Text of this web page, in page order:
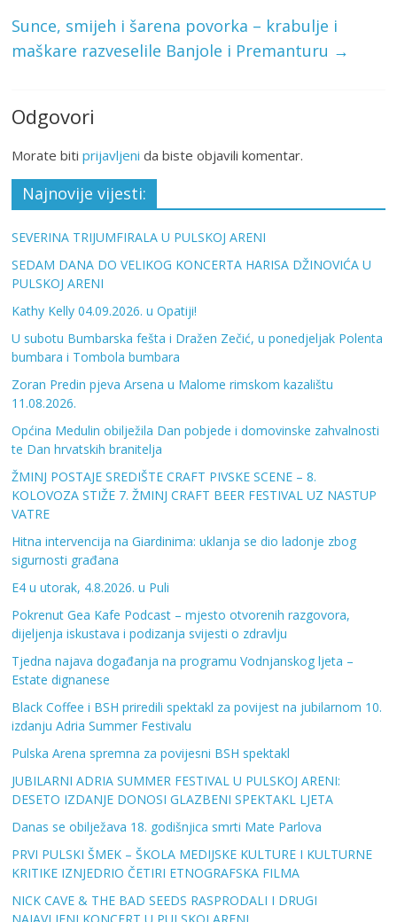
Sunce, smijeh i šarena povorka – krabulje i
maškare razveselile Banjole i Premanturu →
Odgovori
Morate bitiprijavljeni da biste objavili komentar.
Najnovije vijesti:
SEVERINA TRIJUMFIRALA U PULSKOJ ARENI
SEDAM DANA DO VELIKOG KONCERTA HARISA DŽINOVIĆA U
PULSKOJ ARENI
Kathy Kelly 04.09.2026. u Opatiji!
U subotu Bumbarska fešta i Dražen Zečić, u ponedjeljak Polenta
bumbara i Tombola bumbara
Zoran Predin pjeva Arsena u Malome rimskom kazalištu
11.08.2026.
Općina Medulin obilježila Dan pobjede i domovinske zahvalnosti
te Dan hrvatskih branitelja
ŽMINJ POSTAJE SREDIŠTE CRAFT PIVSKE SCENE – 8.
KOLOVOZA STIŽE 7. ŽMINJ CRAFT BEER FESTIVAL UZ NASTUP
VATRE
Hitna intervencija na Giardinima: uklanja se dio ladonje zbog
sigurnosti građana
E4 u utorak, 4.8.2026. u Puli
Pokrenut Gea Kafe Podcast – mjesto otvorenih razgovora,
dijeljenja iskustava i podizanja svijesti o zdravlju
Tjedna najava događanja na programu Vodnjanskog ljeta –
Estate dignanese
Black Coffee i BSH priredili spektakl za povijest na jubilarnom 10.
izdanju Adria Summer Festivalu
Pulska Arena spremna za povijesni BSH spektakl
JUBILARNI ADRIA SUMMER FESTIVAL U PULSKOJ ARENI:
DESETO IZDANJE DONOSI GLAZBENI SPEKTAKL LJETA
Danas se obilježava 18. godišnjica smrti Mate Parlova
PRVI PULSKI ŠMEK – ŠKOLA MEDIJSKE KULTURE I KULTURNE
KRITIKE IZNJEDRIO ČETIRI ETNOGRAFSKA FILMA
NICK CAVE & THE BAD SEEDS RASPRODALI I DRUGI